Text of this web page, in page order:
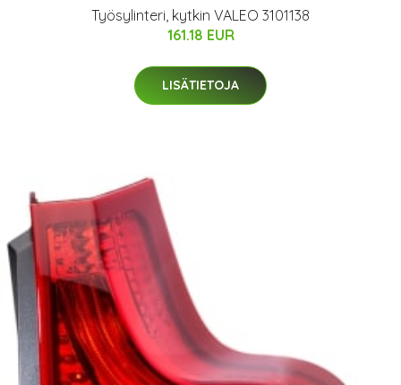
Työsylinteri, kytkin VALEO 3101138
161.18 EUR
LISÄTIETOJA